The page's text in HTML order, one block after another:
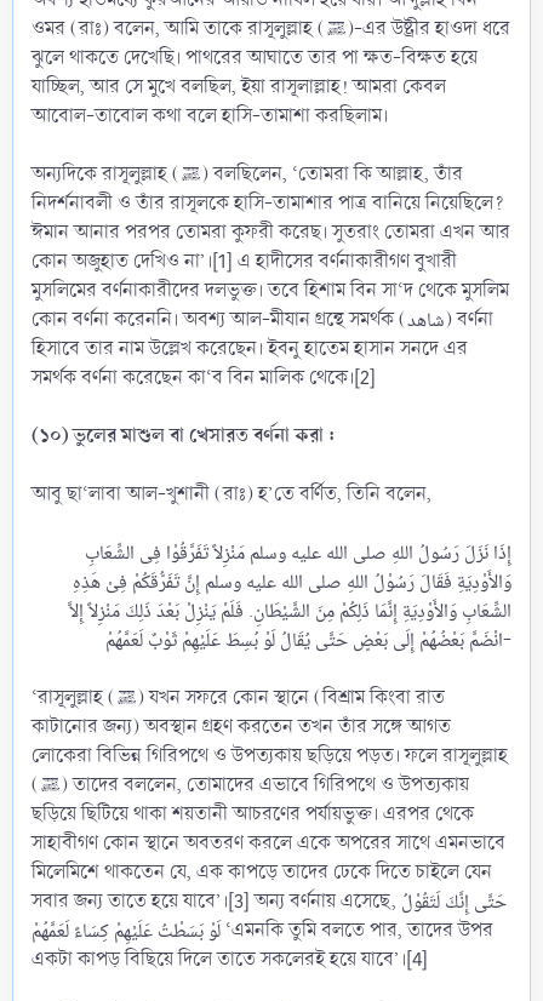
ওমর (রাঃ) বলেন, আমি তাকে রাসূলুল্লাহ (ﷺ)-এর উষ্ট্রীর হাওদা ধরে
ঝুলে থাকতে দেখেছি। পাথরের আঘাতে তার পা ক্ষত-বিক্ষত হয়ে
যাচ্ছিল, আর সে মুখে বলছিল, ইয়া রাসূলাল্লাহ! আমরা কেবল
আবোল-তাবোল কথা বলে হাসি-তামাশা করছিলাম।
অন্যদিকে রাসূলুল্লাহ (ﷺ) বলছিলেন, ‘তোমরা কি আল্লাহ, তাঁর
নিদর্শনাবলী ও তাঁর রাসূলকে হাসি-তামাশার পাত্র বানিয়ে নিয়েছিলে?
ঈমান আনার পরপর তোমরা কুফরী করেছ। সুতরাং তোমরা এখন আর
কোন অজুহাত দেখিও না’।[1] এ হাদীসের বর্ণনাকারীগণ বুখারী
মুসলিমের বর্ণনাকারীদের দলভুক্ত। তবে হিশাম বিন সা‘দ থেকে মুসলিম
কোন বর্ণনা করেননি। অবশ্য আল-মীযান গ্রন্থে সমর্থক (شاهد) বর্ণনা
হিসাবে তার নাম উল্লেখ করেছেন। ইবনু হাতেম হাসান সনদে এর
সমর্থক বর্ণনা করেছেন কা‘ব বিন মালিক থেকে।[2]
(১০) ভুলের মাশুল বা খেসারত বর্ণনা করা :
আবু ছা‘লাবা আল-খুশানী (রাঃ) হ’তে বর্ণিত, তিনি বলেন,
إِذَا نَزَلَ رَسُولُ اللهِ صلى الله عليه وسلم مَنْزِلاً تَفَرَّقُوْا فِى الشِّعَابِ
وَالأَوْدِيَةِ فَقَالَ رَسُوْلُ اللهِ صلى الله عليه وسلم إِنَّ تَفَرُّقَكُمْ فِىْ هَذِهِ
الشِّعَابِ وَالأَوْدِيَةِ إِنَّمَا ذَلِكُمْ مِنَ الشَّيْطَانِ. فَلَمْ يَنْزِلْ بَعْدَ ذَلِكَ مَنْزِلاً إِلاَّ
انْضَمَّ بَعْضُهُمْ إِلَى بَعْضٍ حَتَّى يُقَالُ لَوْ بُسِطَ عَلَيْهِمْ ثَوْبٌ لَعَمَّهُمْ-​
‘রাসূলুল্লাহ (ﷺ) যখন সফরে কোন স্থানে (বিশ্রাম কিংবা রাত
কাটানোর জন্য) অবস্থান গ্রহণ করতেন তখন তাঁর সঙ্গে আগত
লোকেরা বিভিন্ন গিরিপথে ও উপত্যকায় ছড়িয়ে পড়ত। ফলে রাসূলুল্লাহ
(ﷺ) তাদের বললেন, তোমাদের এভাবে গিরিপথে ও উপত্যকায়
ছড়িয়ে ছিটিয়ে থাকা শয়তানী আচরণের পর্যায়ভুক্ত। এরপর থেকে
সাহাবীগণ কোন স্থানে অবতরণ করলে একে অপরের সাথে এমনভাবে
মিলেমিশে থাকতেন যে, এক কাপড়ে তাদের ঢেকে দিতে চাইলে যেন
সবার জন্য তাতে হয়ে যাবে’।[3] অন্য বর্ণনায় এসেছে, حَتَّى إِنَّكَ لَتَقُوْلُ
لَوْ بَسَطْتُ عَلَيْهِمْ كِسَاءً لَعَمَّهُمْ ‘এমনকি তুমি বলতে পার, তাদের উপর
একটা কাপড় বিছিয়ে দিলে তাতে সকলেরই হয়ে যাবে’।[4]